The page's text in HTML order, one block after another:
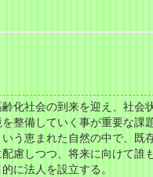
化社会の到来を迎え、社会
整備していく事が重要な課
う恵まれた自然の中で、既
慮しつつ、将来に向けて誰
に法人を設立する。